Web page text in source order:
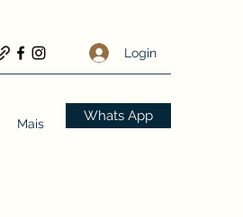
Login
Mais Whats App